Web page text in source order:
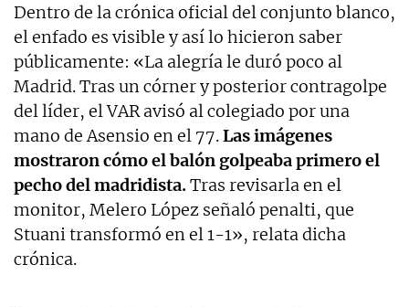
Dentro de la crónica oficial del conjunto blanco,
el enfado es visible y así lo hicieron saber
públicamente: «La alegría le duró poco al
Madrid. Tras un córner y posterior contragolpe
del líder, el VAR avisó al colegiado por una
mano de Asensio en el 77.Las imágenes
mostraron cómo el balón golpeaba primero el
pecho del madridista.Tras revisarla en el
monitor, Melero López señaló penalti, que
Stuani transformó en el 1-1», relata dicha
crónica.